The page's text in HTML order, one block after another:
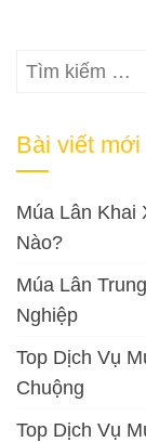
Tìm
Bài viết mới
Múa Lân Khai
Nào?
Múa Lân
Nghiệp
Top Dịch Vụ
Chuộng
Top Dịch Vụ